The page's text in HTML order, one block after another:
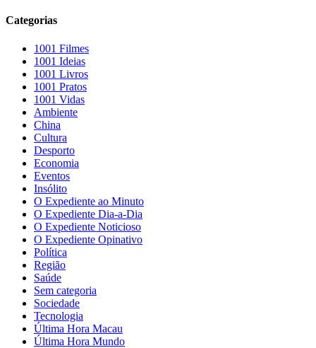
Categorias
1001 Filmes
1001 Ideias
1001 Livros
1001 Pratos
1001 Vidas
Ambiente
China
Cultura
Desporto
Economia
Eventos
Insólito
O Expediente ao Minuto
O Expediente Dia-a-Dia
O Expediente Noticioso
O Expediente Opinativo
Política
Região
Saúde
Sem categoria
Sociedade
Tecnologia
Última Hora Macau
Última Hora Mundo